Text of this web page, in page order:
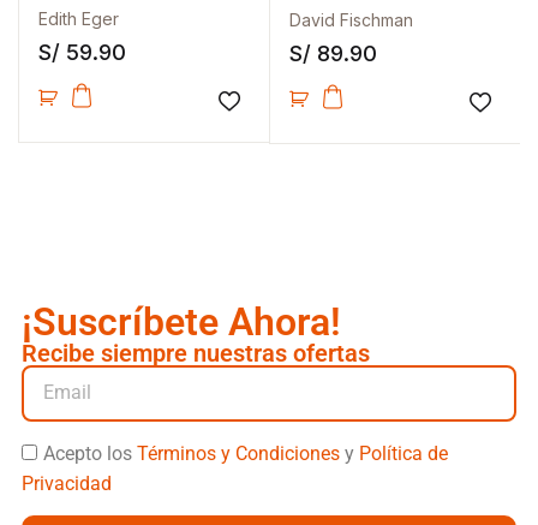
Edith Eger
S/ 59.90
Añadir a la lista de deseos
David Fischman
S/ 89.90
¡Suscríbete Ahora!
Recibe siempre nuestras ofertas
Acepto los Términos y Condicionesy Política de
Privacidad